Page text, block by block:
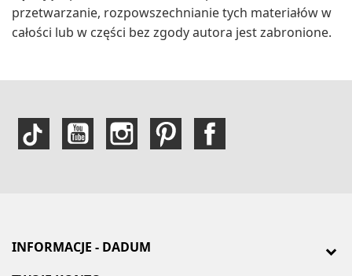
przetwarzanie, rozpowszechnianie tych materiałów w
całości lub w części bez zgody autora jest zabronione.
INFORMACJE - DADUM